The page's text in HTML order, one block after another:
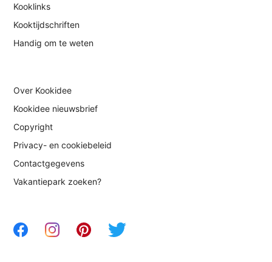
Kooklinks
Kooktijdschriften
Handig om te weten
Over Kookidee
Kookidee nieuwsbrief
Copyright
Privacy- en cookiebeleid
Contactgegevens
Vakantiepark zoeken?